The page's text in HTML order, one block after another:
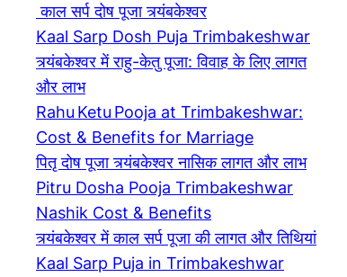
काल सर्प दोष पूजा त्र्यंबकेश्वर
Kaal Sarp Dosh Puja Trimbakeshwar
त्र्यंबकेश्वर में राहु-केतु पूजा: विवाह के लिए लागत
और लाभ
Rahu Ketu Pooja at Trimbakeshwar:
Cost & Benefits for Marriage
पितृ दोष पूजा त्र्यंबकेश्वर नासिक लागत और लाभ
Pitru Dosha Pooja Trimbakeshwar
Nashik Cost & Benefits
त्र्यंबकेश्वर में काल सर्प पूजा की लागत और तिथियां
Kaal Sarp Puja in Trimbakeshwar